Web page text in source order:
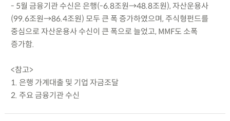
- 5월 금융기관 수신은 은행(-6.8조원→48.8조원), 자산운용사
(99.6조원→86.4조원) 모두 큰 폭 증가하였으며, 주식형펀드를
중심으로 자산운용사 수신이 큰 폭으로 늘었고, MMF도 소폭
증가함.
<참고>
1. 은행 가계대출 및 기업 자금조달
2. 주요 금융기관 수신